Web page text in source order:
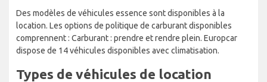
Des modèles de véhicules essence sont disponibles à la
location. Les options de politique de carburant disponibles
comprennent : Carburant : prendre et rendre plein. Europcar
dispose de 14 véhicules disponibles avec climatisation.
Types de véhicules de location